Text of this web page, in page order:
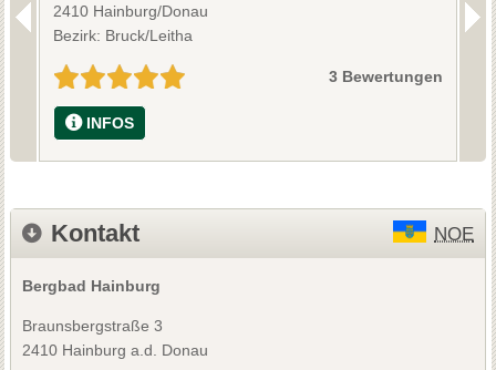
2410 Hainburg/Donau
Bezirk: Bruck/Leitha
3 Bewertungen
INFOS
Kontakt NOE
Bergbad Hainburg
Braunsbergstraße 3
2410 Hainburg a.d. Donau